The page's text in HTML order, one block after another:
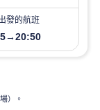
發的航班
）。